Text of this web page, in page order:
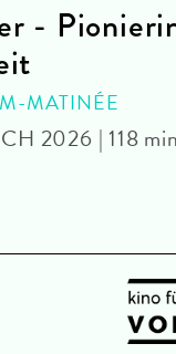
-
MATINÉE
2026 | 118